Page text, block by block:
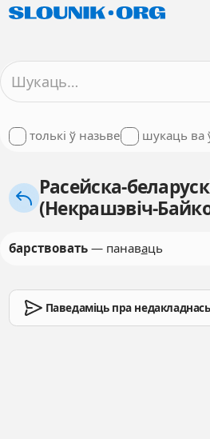
толькі ў назьве шукаць ва
Расейска-
(Некрашэвіч-
барствовать— панаваць
Паведаміць пра